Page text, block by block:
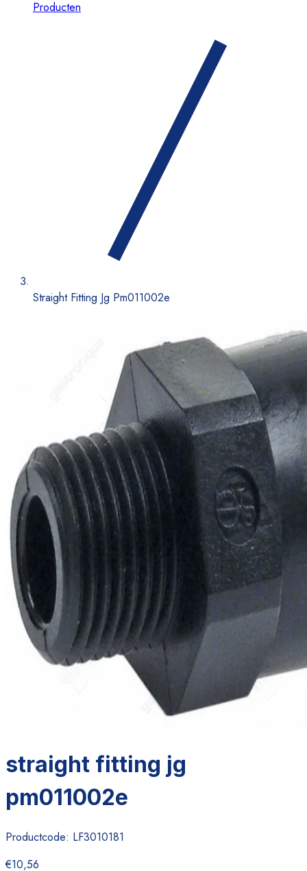
Producten
Straight Fitting Jg Pm011002e
straight fitting jg
pm011002e
Productcode: LF3010181
€10,56